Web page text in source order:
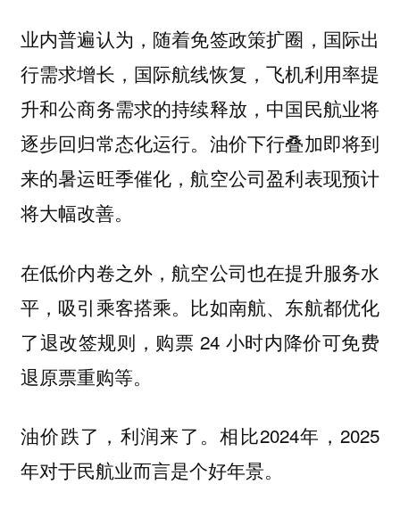
业内普遍认为，随着免签政策扩圈，国际出
行需求增长，国际航线恢复，飞机利用率提
升和公商务需求的持续释放，中国民航业将
逐步回归常态化运行。油价下行叠加即将到
来的暑运旺季催化，航空公司盈利表现预计
将大幅改善。
在低价内卷之外，航空公司也在提升服务水
平，吸引乘客搭乘。比如南航、东航都优化
了退改签规则，购票 24 小时内降价可免费
退原票重购等。
油价跌了，利润来了。相比2024年，2025
年对于民航业而言是个好年景。